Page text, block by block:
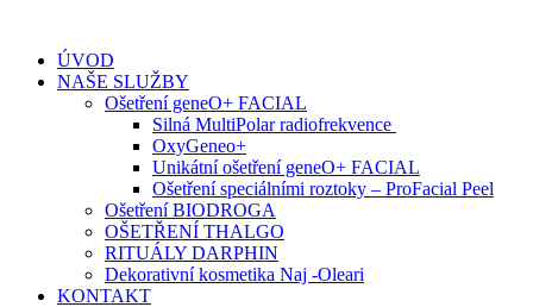
contentÚVOD
NAŠE SLUŽBY
Ošetření geneO+ FACIAL
Silná MultiPolar radiofrekvence
OxyGeneo+
Unikátní ošetření geneO+ FACIAL
Ošetření speciálními roztoky – ProFacial Peel
Ošetření BIODROGA
OŠETŘENÍ THALGO
RITUÁLY DARPHIN
Dekorativní kosmetika Naj -Oleari
KONTAKT